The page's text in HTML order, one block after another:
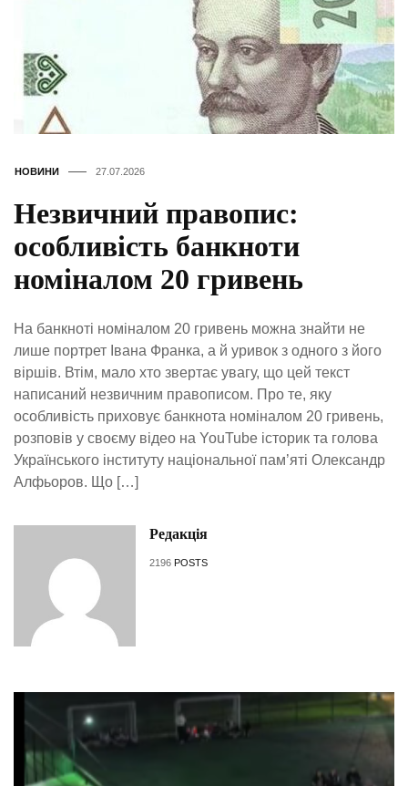
НОВИНИ 27.07.2026
Незвичний правопис:
особливість банкноти
номіналом 20 гривень
На банкноті номіналом 20 гривень можна знайти не
лише портрет Івана Франка, а й уривок з одного з його
віршів. Втім, мало хто звертає увагу, що цей текст
написаний незвичним правописом. Про те, яку
особливість приховує банкнота номіналом 20 гривень,
розповів у своєму відео на YouTube історик та голова
Українського інституту національної пам’яті Олександр
Алфьоров. Що […]
Редакція
2196 POSTS